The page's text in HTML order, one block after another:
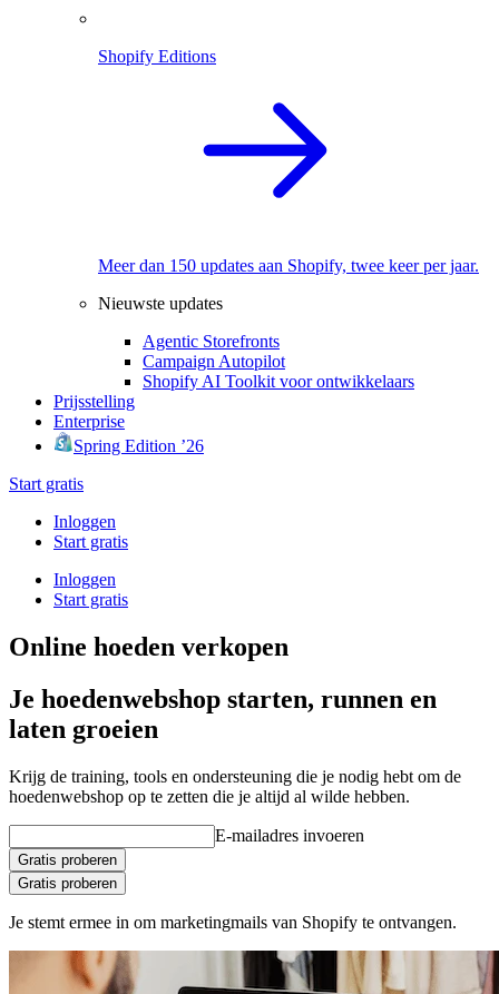
Shopify Editions
Meer dan 150 updates aan Shopify, twee keer per jaar.
Nieuwste updates
Agentic Storefronts
Campaign Autopilot
Shopify AI Toolkit voor ontwikkelaars
Prijsstelling
Enterprise
Spring Edition ’26
Start gratis
Inloggen
Start gratis
Inloggen
Start gratis
Online hoeden verkopen
Je hoedenwebshop starten, runnen en
laten groeien
Krijg de training, tools en ondersteuning die je nodig hebt om de
hoedenwebshop op te zetten die je altijd al wilde hebben.
E-mailadres invoeren
Gratis proberen
Gratis proberen
Je stemt ermee in om marketingmails van Shopify te ontvangen.